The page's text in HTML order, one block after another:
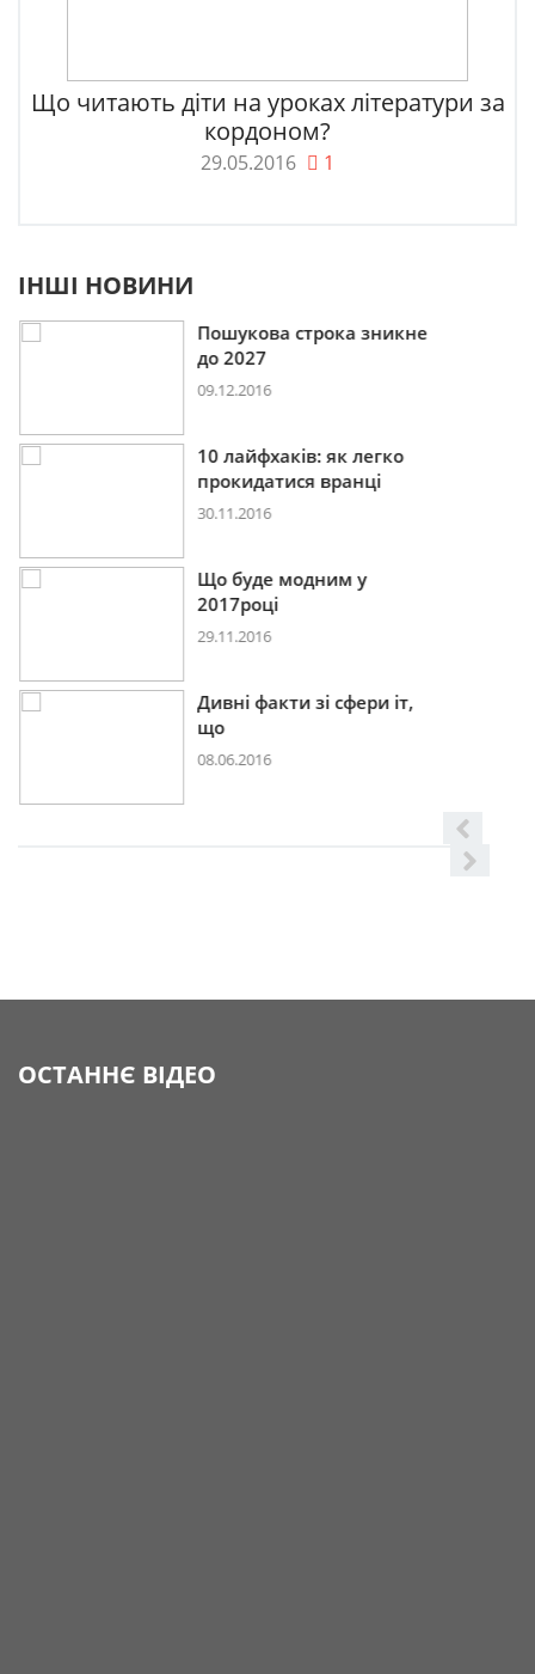
Що читають діти на уроках літератури за
кордоном?
29.05.2016 1
ІНШІ НОВИНИ
Пошукова строка зникне
до 2027
09.12.2016
10 лайфхаків: як легко
прокидатися вранці
30.11.2016
Що буде модним у
2017році
29.11.2016
Дивні факти зі сфери іт,
що
08.06.2016
ОСТАННЄ ВІДЕО